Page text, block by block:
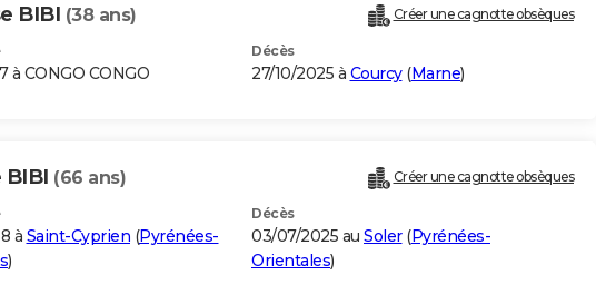
BIBI (38 ans) Créer une cagnotte obsèques
à CONGO CONGO
Décès
27/10/2025 à Courcy(Marne)
BIBI (66 ans) Créer une cagnotte obsèques
à Saint-Cyprien (Pyrénées-
)
Décès
03/07/2025 au Soler(Pyrénées-
Orientales)